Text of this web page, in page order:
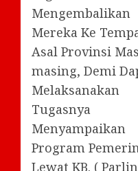
Mengembalikan
Mereka Ke
Asal Provinsi
masing, Demi
Melaksanakan
Tugasnya
Menyampaikan
Program
Lewat KB. (